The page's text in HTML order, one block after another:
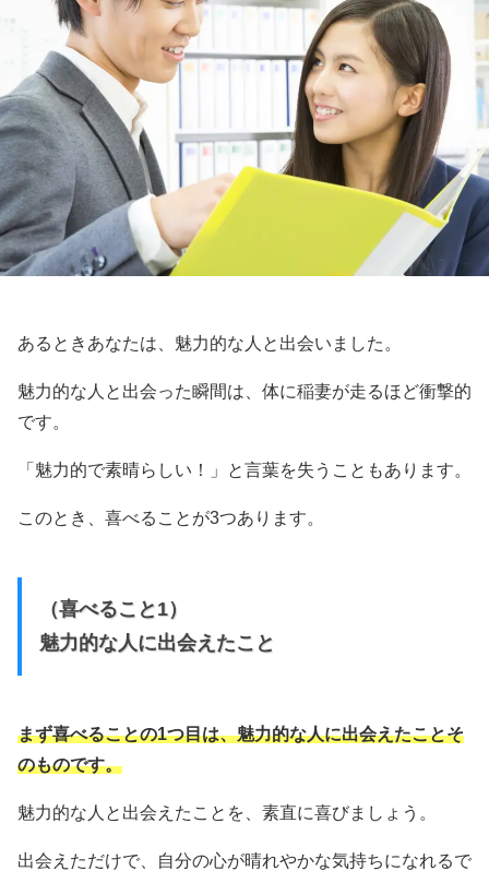
あるときあなたは、魅力的な人と出会いました。
魅力的な人と出会った瞬間は、体に稲妻が走るほど衝撃的
です。
「魅力的で素晴らしい！」と言葉を失うこともあります。
このとき、喜べることが3つあります。
（喜べること1）
魅力的な人に出会えたこと
まず喜べることの1つ目は、魅力的な人に出会えたことそ
のものです。
魅力的な人と出会えたことを、素直に喜びましょう。
出会えただけで、自分の心が晴れやかな気持ちになれるで